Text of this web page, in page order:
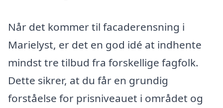
Når det kommer til facaderensning i
Marielyst, er det en god idé at indhente
mindst tre tilbud fra forskellige fagfolk.
Dette sikrer, at du får en grundig
forståelse for prisniveauet i området og